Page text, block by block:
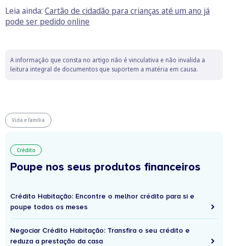
Leia ainda: Cartão de cidadão para crianças até um ano já
pode ser pedido online
A informação que consta no artigo não é vinculativa e não invalida a
leitura integral de documentos que suportem a matéria em causa.
Vida e família
Crédito
Poupe nos seus produtos financeiros
Crédito Habitação: Encontre o melhor crédito para si e
poupe todos os meses
Negociar Crédito Habitação: Transfira o seu crédito e
reduza a prestação da casa